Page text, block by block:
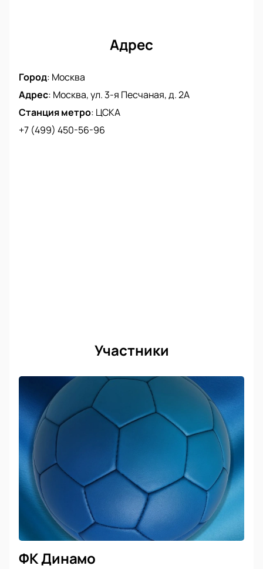
Адрес
Город: Москва
Адрес: Москва, ул. 3-я Песчаная, д. 2А
Станция метро: ЦСКА
+7 (499) 450-56-96
Участники
ФК Динамо